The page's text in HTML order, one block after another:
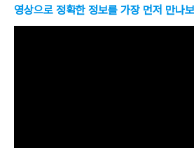
영상으로 정확한 정보를 가장 먼저 만나